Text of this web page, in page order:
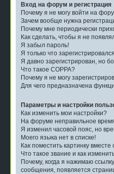
Вход на форум и регистрация
Почему я не могу войти на
Зачем вообще нужна
Почему мне периодически
Как сделать, чтобы я не
Я забыл пароль!
Я только что
Я давно зарегистрирован, но
Что такое COPPA?
Почему я не могу
Для чего предназначена
Параметры и настройки
Как изменить мои настройки?
На форуме неправильное
Я изменил часовой пояс, но
Моего языка нет в списке!
Как поместить картинку
Что такое звание и как
Почему, когда я нажимаю
сообщения, появляется